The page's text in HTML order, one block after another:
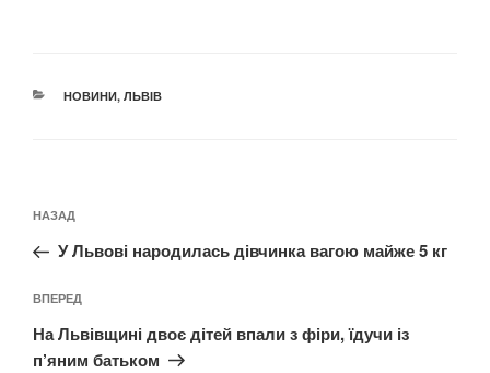
КАТЕГОРІЇ
НОВИНИ, ЛЬВІВ
записів
Попередній
запис:
НАЗАД
У Львові народилась дівчинка вагою майже 5 кг
Наступний
запис
ВПЕРЕД
На Львівщині двоє дітей впали з фіри, їдучи із
п’яним батьком